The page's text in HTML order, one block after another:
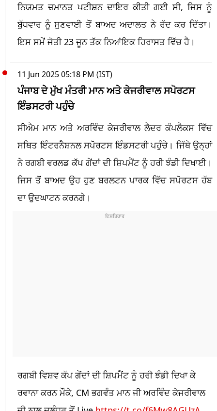
ਨਿਯਮਤ ਜ਼ਮਾਨਤ ਪਟੀਸ਼ਨ ਦਾਇਰ ਕੀਤੀ ਗਈ ਸੀ, ਜਿਸ ਨੂੰ
ਬੁੱਧਵਾਰ ਨੂੰ ਸੁਣਵਾਈ ਤੋਂ ਬਾਅਦ ਅਦਾਲਤ ਨੇ ਰੱਦ ਕਰ ਦਿੱਤਾ।
ਇਸ ਸਮੇਂ ਜੋਤੀ 23 ਜੂਨ ਤੱਕ ਨਿਆਂਇਕ ਹਿਰਾਸਤ ਵਿੱਚ ਹੈ।
11 Jun 2025 05:18 PM (IST)
ਪੰਜਾਬ ਦੇ ਮੁੱਖ ਮੰਤਰੀ ਮਾਨ ਅਤੇ ਕੇਜਰੀਵਾਲ ਸਪੋਰਟਸ
ਇੰਡਸਟਰੀ ਪਹੁੰਚੇ
ਸੀਐਮ ਮਾਨ ਅਤੇ ਅਰਵਿੰਦ ਕੇਜਰੀਵਾਲ ਲੈਦਰ ਕੰਪਲੈਕਸ ਵਿੱਚ
ਸਥਿਤ ਇੰਟਰਨੈਸ਼ਨਲ ਸਪੋਰਟਸ ਇੰਡਸਟਰੀ ਪਹੁੰਚੇ। ਜਿੱਥੇ ਉਨ੍ਹਾਂ
ਨੇ ਰਗਬੀ ਵਰਲਡ ਕੱਪ ਗੇਂਦਾਂ ਦੀ ਸ਼ਿਪਮੈਂਟ ਨੂੰ ਹਰੀ ਝੰਡੀ ਦਿਖਾਈ।
ਜਿਸ ਤੋਂ ਬਾਅਦ ਉਹ ਹੁਣ ਬਰਲਟਨ ਪਾਰਕ ਵਿੱਚ ਸਪੋਰਟਸ ਹੱਬ
ਦਾ ਉਦਘਾਟਨ ਕਰਨਗੇ।
ਰਗਬੀ ਵਿਸ਼ਵ ਕੱਪ ਗੇਂਦਾਂ ਦੀ ਸ਼ਿਪਮੈਂਟ ਨੂੰ ਹਰੀ ਝੰਡੀ ਦਿਖਾ ਕੇ
ਰਵਾਨਾ ਕਰਨ ਮੌਕੇ, CM ਭਗਵੰਤ ਮਾਨ ਜੀ ਅਰਵਿੰਦ ਕੇਜਰੀਵਾਲ